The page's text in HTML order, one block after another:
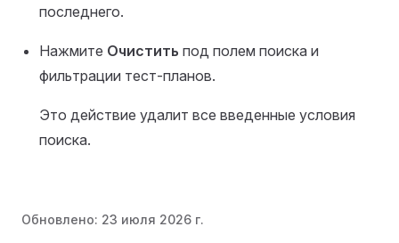
последнего.
Нажмите Очистить под полем поиска и
фильтрации тест-планов.
Это действие удалит все введенные условия
поиска.
Обновлено: 23 июля 2026 г.